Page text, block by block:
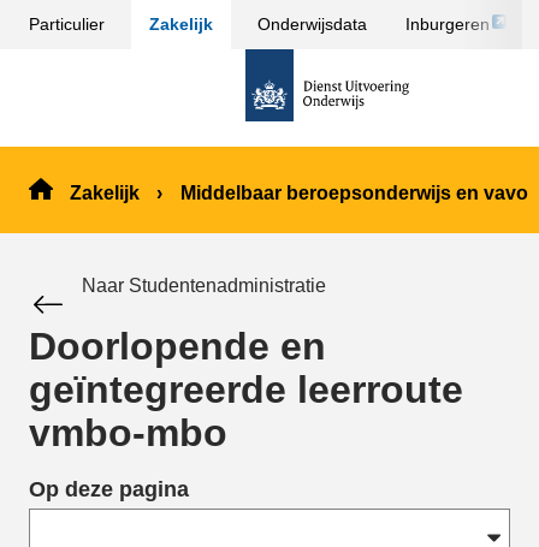
Sla
inhoud
Particulier Zakelijk Onderwijsdata Inburgeren
Link
pagina
de
Zakelijk Middelbaar beroepsonderwijs en vavo
Naar Studentenadministratie
Doorlopende en
geïntegreerde leerroute
vmbo-mbo
Op deze pagina